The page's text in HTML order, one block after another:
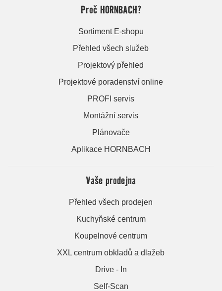
Proč HORNBACH?
Sortiment E-shopu
Přehled všech služeb
Projektový přehled
Projektové poradenství online
PROFI servis
Montážní servis
Plánovače
Aplikace HORNBACH
Vaše prodejna
Přehled všech prodejen
Kuchyňské centrum
Koupelnové centrum
XXL centrum obkladů a dlažeb
Drive - In
Self-Scan